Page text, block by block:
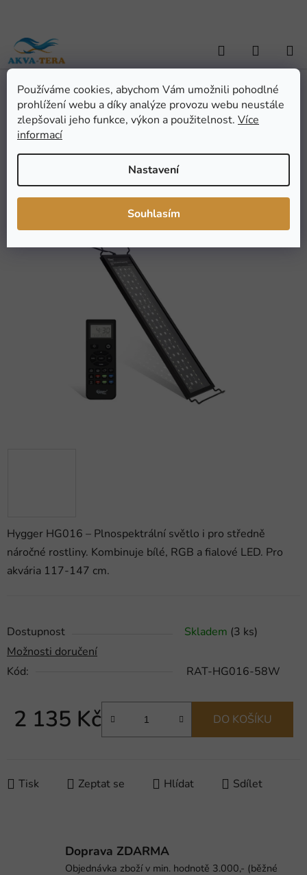
Používáme cookies, abychom Vám umožnili pohodlné
prohlížení webu a díky analýze provozu webu neustále
zlepšovali jeho funkce, výkon a použitelnost. Více
informací
Nastavení
Souhlasím
obsah
Hledat
KOŠÍK
Domů / AKVARISTIKA / Akvarijní technika / Osvětlení / Tělesa -
rampy / Hygger HG016 117cm 58W WRGB + controller
Hygger HG016 – Plnospektrální světlo i pro středně
náročné rostliny. Kombinuje bílé, RGB a fialové LED. Pro
akvária 117-147 cm.
Dostupnost Skladem (3 ks)
Možnosti doručení
Kód:
RAT-HG016-58W
2 135 Kč DO KOŠÍKU
Tisk Zeptat se Hlídat Sdílet
Hygger HG016 117cm
58W WRGB + controller
hodnocení
0,0
Podrobnosti hodnocení
Značka:Hygger
Doprava ZDARMA
Objednávka zboží v min. hodnotě 3.000,- (běžné